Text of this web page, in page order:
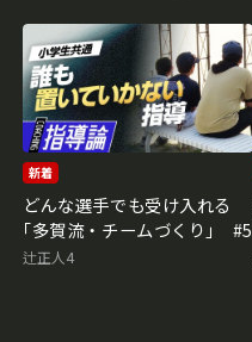
新着
どんな選手でも受け入れる
｢多賀流・チームづくり｣ #5
辻正人4